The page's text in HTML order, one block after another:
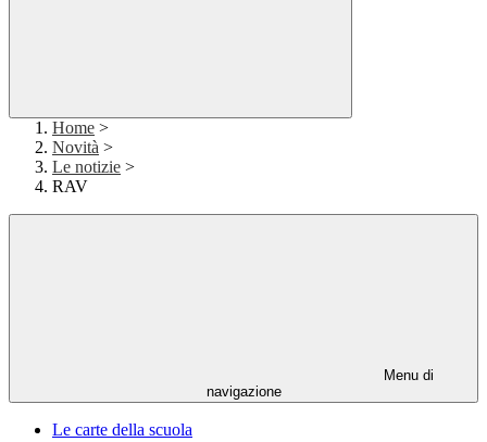
Home >
Novità >
Le notizie >
RAV
Menu di
navigazione
Le carte della scuola